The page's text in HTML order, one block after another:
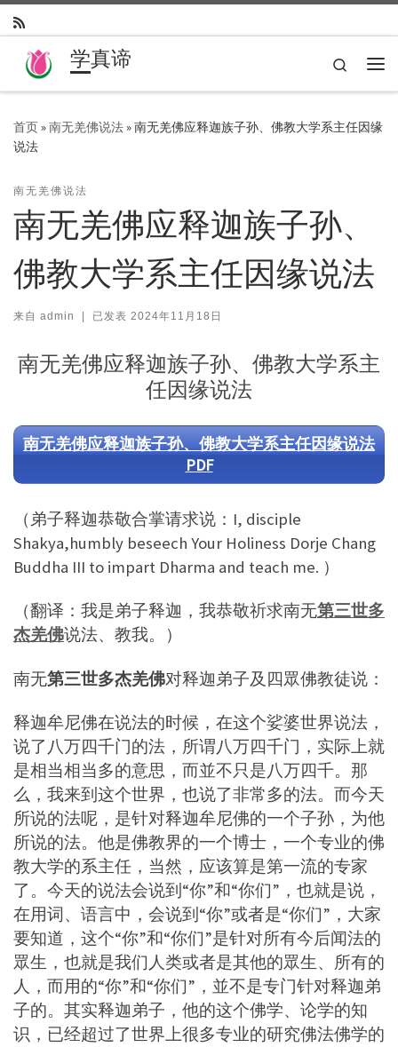
Skip to content
学真谛
Search
首页»南无羌佛说法»南无羌佛应释迦族子孙、佛教大学系主任因缘
说法
南无羌佛说法
南无羌佛应释迦族子孙、
佛教大学系主任因缘说法
来自 admin | 已发表 2024年11月18日
南无羌佛应释迦族子孙、佛教大学系主
任因缘说法
南无羌佛应释迦族子孙、佛教大学系主任因缘说法
PDF
（弟子释迦恭敬合掌请求说：I, disciple
Shakya,humbly beseech Your Holiness Dorje Chang
Buddha III to impart Dharma and teach me. ）
（翻译：我是弟子释迦，我恭敬祈求南无第三世多
杰羌佛说法、教我。）
南无第三世多杰羌佛对释迦弟子及四眾佛教徒说：
释迦牟尼佛在说法的时候，在这个娑婆世界说法，
说了八万四千门的法，所谓八万四千门，实际上就
是相当相当多的意思，而並不只是八万四千。那
么，我来到这个世界，也说了非常多的法。而今天
所说的法呢，是针对释迦牟尼佛的一个子孙，为他
所说的法。他是佛教界的一个博士，一个专业的佛
教大学的系主任，当然，应该算是第一流的专家
了。今天的说法会说到“你”和“你们”，也就是说，
在用词、语言中，会说到“你”或者是“你们”，大家
要知道，这个“你”和“你们”是针对所有今后闻法的
眾生，也就是我们人类或者是其他的眾生、所有的
人，而用的“你”和“你们”，並不是专门针对释迦弟
子的。其实释迦弟子，他的这个佛学、论学的知
识，已经超过了世界上很多专业的研究佛法佛学的